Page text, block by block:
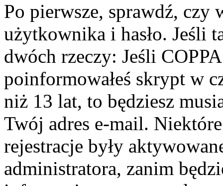
Po pierwsze, sprawdź, czy
użytkownika i hasło. Jeśli
dwóch rzeczy: Jeśli
poinformowałeś skrypt w
niż 13 lat, to będziesz
Twój adres e-mail.
rejestracje były
administratora, zanim